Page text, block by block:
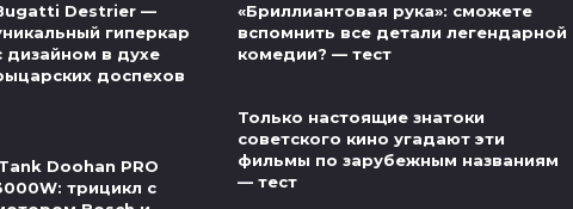
Destrier —
гиперкар
дизайном в духе
доспехов
Doohan PRO
трицикл с
«Бриллиантовая рука»: сможете
вспомнить все детали легендарной
комедии? — тест
Только настоящие знатоки
советского кино угадают эти
фильмы по зарубежным названиям
— тест